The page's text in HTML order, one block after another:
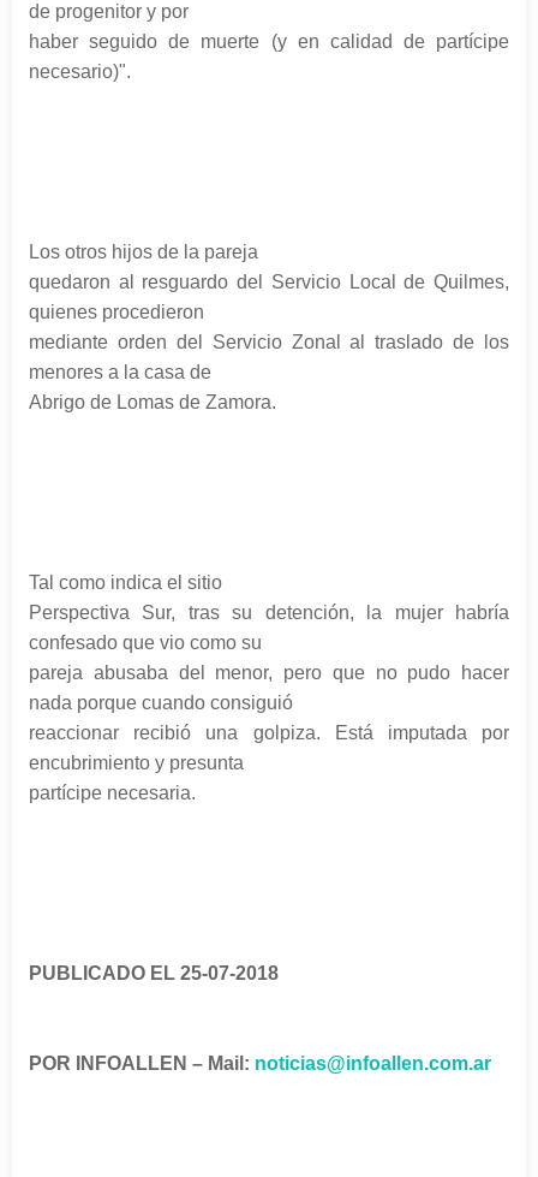
de progenitor y por
haber seguido de muerte (y en calidad de partícipe
necesario)".
Los otros hijos de la pareja
quedaron al resguardo del Servicio Local de Quilmes,
quienes procedieron
mediante orden del Servicio Zonal al traslado de los
menores a la casa de
Abrigo de Lomas de Zamora.
Tal como indica el sitio
Perspectiva Sur, tras su detención, la mujer habría
confesado que vio como su
pareja abusaba del menor, pero que no pudo hacer
nada porque cuando consiguió
reaccionar recibió una golpiza. Está imputada por
encubrimiento y presunta
partícipe necesaria.
PUBLICADO EL 25-07-2018
POR INFOALLEN – Mail: noticias@infoallen.com.ar